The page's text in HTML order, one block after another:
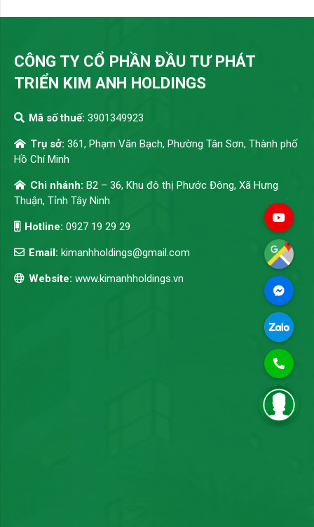
CÔNG TY CỔ PHẦN ĐẦU TƯ PHÁT
TRIỂN KIM ANH HOLDINGS
Mã số thuế: 3901349923
Trụ sở: 361, Phạm Văn Bạch, Phường Tân Sơn, Thành phố
Hồ Chí Minh
Chi nhánh: B2 – 36, Khu đô thị Phước Đông, Xã Hưng
Thuận, Tỉnh Tây Ninh
Hotline: 0927 19 29 29
Email: kimanhholdings@gmail.com
Website: www.kimanhholdings.vn